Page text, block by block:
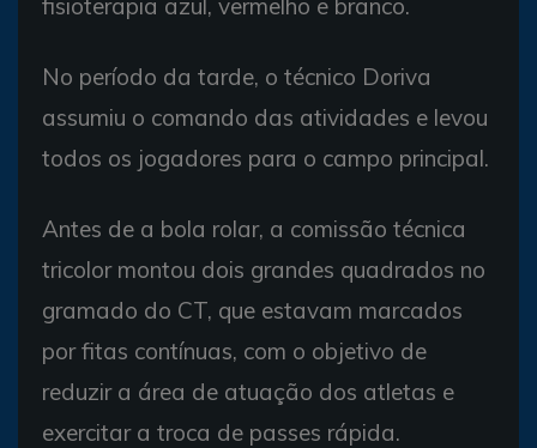
fisioterapia azul, vermelho e branco.
No período da tarde, o técnico Doriva
assumiu o comando das atividades e levou
todos os jogadores para o campo principal.
Antes de a bola rolar, a comissão técnica
tricolor montou dois grandes quadrados no
gramado do CT, que estavam marcados
por fitas contínuas, com o objetivo de
reduzir a área de atuação dos atletas e
exercitar a troca de passes rápida.